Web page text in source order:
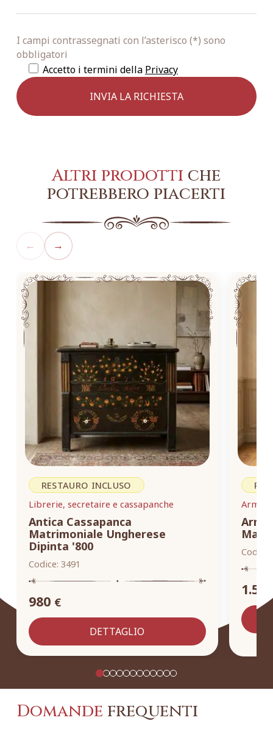
I campi contrassegnati con l’asterisco (*) sono
obbligatori
Accetto i termini della Privacy
Altri prodotti che
potrebbero piacerti
← →
RESTAURO INCLUSO
Librerie, secretaire e cassapanche
Antica Cassapanca
Matrimoniale Ungherese
Dipinta '800
Codice: 3491
980 €
DETTAGLIO
Codice:
Domandefrequenti